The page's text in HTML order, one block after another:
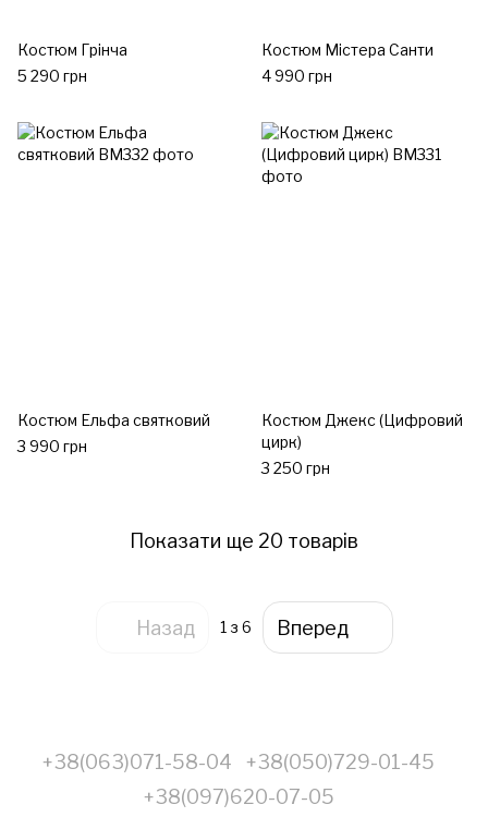
Костюм Грінча
5 290 грн
Костюм Містера Санти
4 990 грн
Костюм Ельфа святковий
3 990 грн
Костюм Джекс (Цифровий
цирк)
3 250 грн
Показати ще 20 товарів
Назад 1 з 6 Вперед
+38(063)071-58-04
+38(050)729-01-45
+38(097)620-07-05